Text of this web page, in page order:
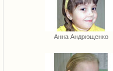
Анна Андрющенко